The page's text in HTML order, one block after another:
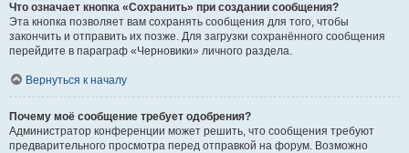
Что означает кнопка «Сохранить» при создании сообщения?
Эта кнопка позволяет вам сохранять сообщения для того, чтобы
закончить и отправить их позже. Для загрузки сохранённого сообщения
перейдите в параграф «Черновики» личного раздела.
Вернуться к началу
Почему моё сообщение требует одобрения?
Администратор конференции может решить, что сообщения требуют
предварительного просмотра перед отправкой на форум. Возможно